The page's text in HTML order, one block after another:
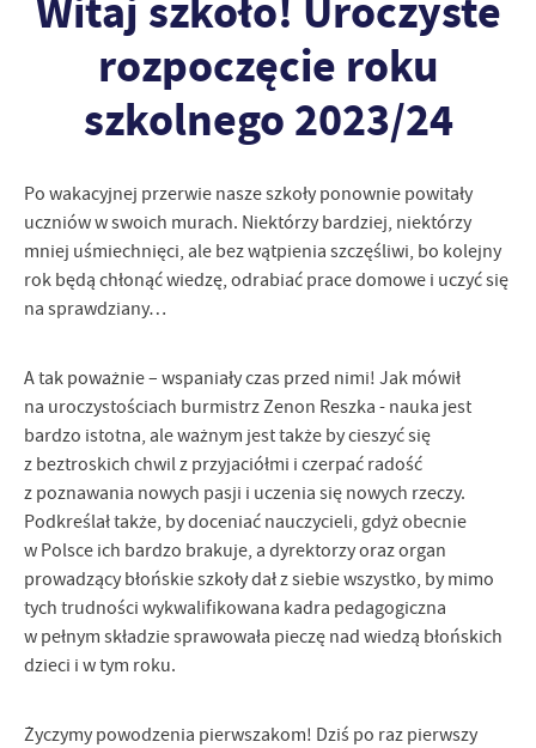
Witaj szkoło! Uroczyste
rozpoczęcie roku
szkolnego 2023/24
Po wakacyjnej przerwie nasze szkoły ponownie powitały
uczniów w swoich murach. Niektórzy bardziej, niektórzy
mniej uśmiechnięci, ale bez wątpienia szczęśliwi, bo kolejny
rok będą chłonąć wiedzę, odrabiać prace domowe i uczyć się
na sprawdziany…
A tak poważnie – wspaniały czas przed nimi! Jak mówił
na uroczystościach burmistrz Zenon Reszka - nauka jest
bardzo istotna, ale ważnym jest także by cieszyć się
z beztroskich chwil z przyjaciółmi i czerpać radość
z poznawania nowych pasji i uczenia się nowych rzeczy.
Podkreślał także, by doceniać nauczycieli, gdyż obecnie
w Polsce ich bardzo brakuje, a dyrektorzy oraz organ
prowadzący błońskie szkoły dał z siebie wszystko, by mimo
tych trudności wykwalifikowana kadra pedagogiczna
w pełnym składzie sprawowała pieczę nad wiedzą błońskich
dzieci i w tym roku.
Życzymy powodzenia pierwszakom! Dziś po raz pierwszy
Funkcjonalne i personalizacyjne
Tego typu pliki cookies umożliwiają stronie internetowej
zapamiętanie wprowadzonych przez Ciebie ustawień oraz
personalizację określonych funkcjonalności czy prezentowanych
Dzięki tym plikom cookies możemy zapewnić Ci większy komfort
jej do Twoich indywidualnych preferencji. Wyrażenie zgody na
funkcjonalne i personalizacyjne pliki cookies gwarantuje
dostępność większej ilości funkcji na stronie.
Analityczne
Analityczne pliki cookies pomagają nam rozwijać się i
dostosowywać do Twoich potrzeb.
Cookies analityczne pozwalają na uzyskanie informacji w zakresie
z jaką odwiedzane są nasze serwisy www. Dane pozwalają nam na
ocenę naszych serwisów internetowych pod względem ich
popularności wśród użytkowników. Zgromadzone informacje są
przetwarzane w formie zanonimizowanej. Wyrażenie zgody na
analityczne pliki cookies gwarantuje dostępność wszystkich
funkcjonalności.
Reklamowe
Dzięki reklamowym plikom cookies prezentujemy Ci najciekawsze
informacje i aktualności na stronach naszych partnerów.
Promocyjne pliki cookies służą do prezentowania Ci naszych
komunikatów na podstawie analizy Twoich upodobań oraz Twoich
zwyczajów dotyczących przeglądanej witryny internetowej. Treści
promocyjne mogą pojawić się na stronach podmiotów trzecich lub
firm będących naszymi partnerami oraz innych dostawców usług.
Firmy te działają w charakterze pośredników prezentujących nasze
treści w postaci wiadomości, ofert, komunikatów mediów
społecznościowych.
Więcej